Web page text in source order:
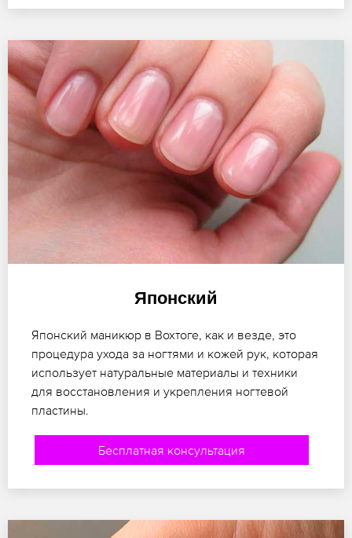
Японский
Японский маникюр в Вохтоге, как и везде, это
процедура ухода за ногтями и кожей рук, которая
использует натуральные материалы и техники
для восстановления и укрепления ногтевой
пластины.
Бесплатная консультация